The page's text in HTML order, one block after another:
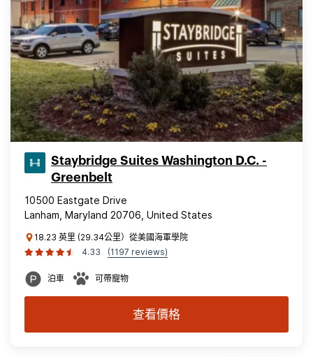
Staybridge Suites Washington D.C. -
Greenbelt
10500 Eastgate Drive
Lanham, Maryland 20706, United States
18.23 英里 (29.34公里）從美國海軍學院
4.33
(1197 reviews)
泊車 可帶寵物
查看價格